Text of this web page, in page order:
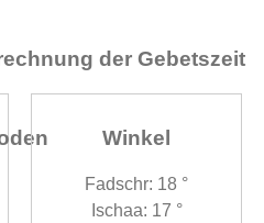
der Gebetszeit
Winkel
Fadschr: 18 °
Ischaa: 17 °